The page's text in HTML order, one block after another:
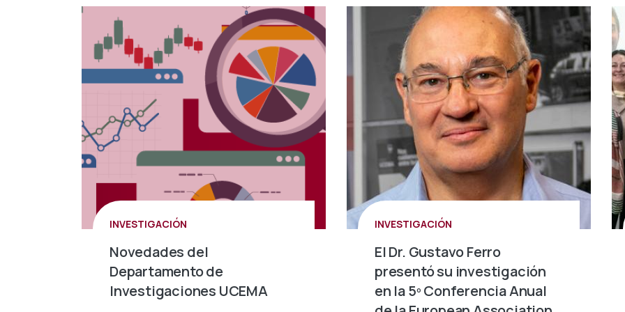
INVESTIGACIÓN
Novedades del
Departamento de
Investigaciones UCEMA
INVESTIGACIÓN
El Dr. Gustavo Ferro
presentó su investigación
en la 5º Conferencia Anual